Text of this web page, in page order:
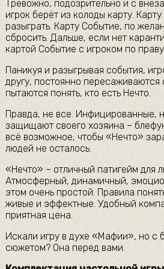
Тревожно, подозрительно и с
игрок берёт из колоды карту.
разыграть. Карту Событие, по
сбросить. Дальше, если нет
картой Событие с игроком по
Паникуя и разыгрывая события,
другу, постоянно пересаживаются
пытаются понять, кто есть Нечто.
Правда, не все. Инфицированные,
защищают своего хозяина –
всё возможное, чтобы «Нечто»
людей не осталось.
«Нечто» – отличный патигейм для
Атмосферный, динамичный,
этом очень простой. Правила
живые и эффектные. Удобный
приятная цена.
Искали игру в духе «Мафии», но с
сюжетом? Она перед вами.